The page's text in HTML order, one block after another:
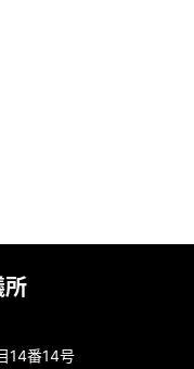
所
14番14号